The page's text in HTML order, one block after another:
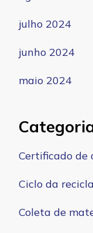
julho 2024
junho 2024
maio 2024
Certificado de
Ciclo da
Coleta de